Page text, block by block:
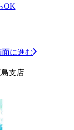
OK
面に進む
支店